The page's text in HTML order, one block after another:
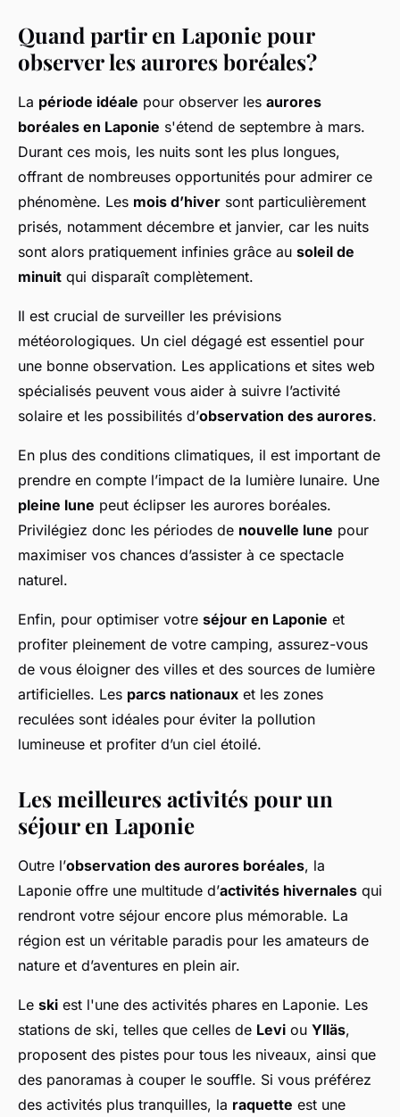
Quand partir en Laponie pour
observer les aurores boréales?
La période idéale pour observer les aurores
boréales en Laponie s'étend de septembre à mars.
Durant ces mois, les nuits sont les plus longues,
offrant de nombreuses opportunités pour admirer ce
phénomène. Les mois d’hiver sont particulièrement
prisés, notamment décembre et janvier, car les nuits
sont alors pratiquement infinies grâce au soleil de
minuit qui disparaît complètement.
Il est crucial de surveiller les prévisions
météorologiques. Un ciel dégagé est essentiel pour
une bonne observation. Les applications et sites web
spécialisés peuvent vous aider à suivre l’activité
solaire et les possibilités d’observation des aurores.
En plus des conditions climatiques, il est important de
prendre en compte l’impact de la lumière lunaire. Une
pleine lune peut éclipser les aurores boréales.
Privilégiez donc les périodes de nouvelle lune pour
maximiser vos chances d’assister à ce spectacle
naturel.
Enfin, pour optimiser votre séjour en Laponie et
profiter pleinement de votre camping, assurez-vous
de vous éloigner des villes et des sources de lumière
artificielles. Les parcs nationaux et les zones
reculées sont idéales pour éviter la pollution
lumineuse et profiter d’un ciel étoilé.
Les meilleures activités pour un
séjour en Laponie
Outre l’observation des aurores boréales, la
Laponie offre une multitude d’activités hivernales qui
rendront votre séjour encore plus mémorable. La
région est un véritable paradis pour les amateurs de
nature et d’aventures en plein air.
Le ski est l'une des activités phares en Laponie. Les
stations de ski, telles que celles de Levi ou Ylläs,
proposent des pistes pour tous les niveaux, ainsi que
des panoramas à couper le souffle. Si vous préférez
des activités plus tranquilles, la raquette est une